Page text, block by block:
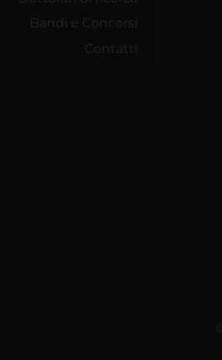
Bandi e Concorsi
Contatti